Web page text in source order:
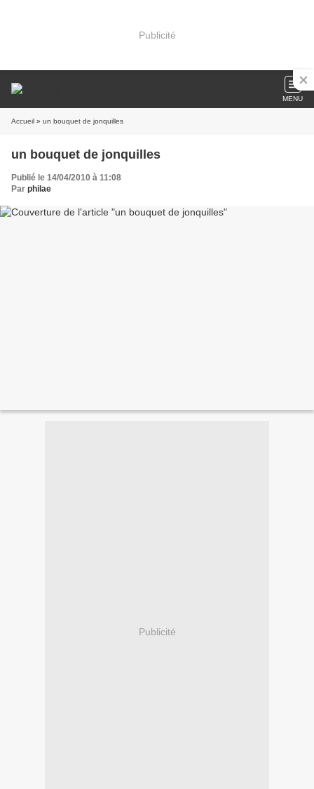
Publicité
MENU
Accueil » un bouquet de jonquilles
un bouquet de jonquilles
Publié le 14/04/2010 à 11:08
Par philae
Publicité